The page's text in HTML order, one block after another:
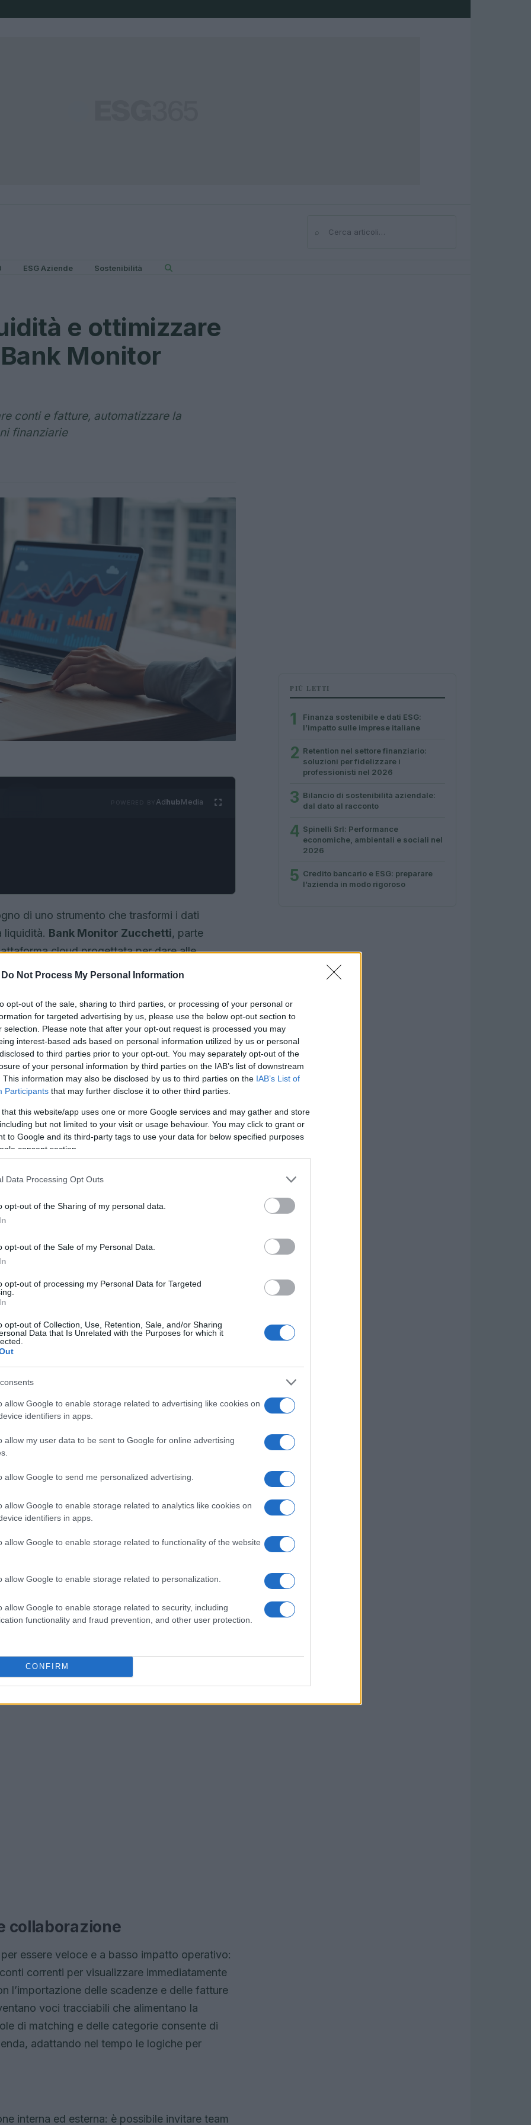
Do Not Process My Personal Information
opt-out of the sale, sharing to third parties, or processing of your personal or
for targeted advertising by us, please use the below opt-out section to
selection. Please note that after your opt-out request is processed you may
interest-based ads based on personal information utilized by us or personal
to third parties prior to your opt-out. You may separately opt-out of the
of your personal information by third parties on the IAB’s list of downstream
This information may also be disclosed by us to third parties on the IAB’s List of
Participants that may further disclose it to other third parties.
that this website/app uses one or more Google services and may gather and store
but not limited to your visit or usage behaviour. You may click to grant or
to Google and its third-party tags to use your data for below specified purposes
consent section.
Data Processing Opt Outs
opt-out of the Sharing of my personal data.
opt-out of the Sale of my Personal Data.
opt-out of processing my Personal Data for Targeted
opt-out of Collection, Use, Retention, Sale, and/or Sharing
Data that Is Unrelated with the Purposes for which it
allow Google to enable storage related to advertising like cookies on
identifiers in apps.
allow my user data to be sent to Google for online advertising
allow Google to send me personalized advertising.
allow Google to enable storage related to analytics like cookies on
identifiers in apps.
allow Google to enable storage related to functionality of the website
allow Google to enable storage related to personalization.
allow Google to enable storage related to security, including
functionality and fraud prevention, and other user protection.
CONFIRM
⌕Cerca
ESG Aziende Sostenibilità
e ottimizzare
Monitor
conti e fatture, automatizzare la
finanziarie
AdhubMedia
di uno strumento che trasformi i dati
liquidità. Bank Monitor Zucchetti, parte
cloud progettata per dare alle
problemi di cassa. L’obiettivo è
costruire una
Fiscale
e ogni fattura parte integrata della stima
artificiale
della liquidità, visualizzabile
o mesi.
incassi e pagamenti in un unico
Con pochi clic è possibile
dal
di categorizzazione
mentre gli
elimina silos informativi e crea un
un input affidabile per la previsione.
gli errori. Questo approccio consente un
Le regole e gli abbinamenti restano
report interni o confrontarsi con
collaborazione
essere veloce e a basso impatto operativo:
correnti per visualizzare immediatamente
l’importazione delle scadenze e delle fatture
voci tracciabili che alimentano la
di matching e delle categorie consente di
adattando nel tempo le logiche per
interna ed esterna: è possibile invitare team
PIÙ LETTI
1
Finanza sostenibile e dati ESG:
l’impatto sulle imprese italiane
2 Retention nel settore finanziario:
soluzioni per fidelizzare i
professionisti nel 2026
3 Bilancio di sostenibilità aziendale:
dal dato al racconto
4 Spinelli Srl: Performance
economiche, ambientali e sociali nel
2026
5 Credito bancario e ESG: preparare
l’azienda in modo rigoroso